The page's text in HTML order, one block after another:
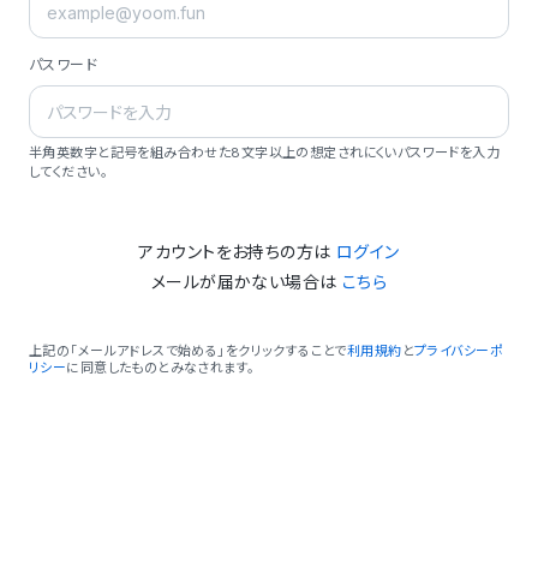
パスワード
半角英数字と記号を組み合わせた8文字以上の想定されにくいパスワードを入力
してください。
アカウントをお持ちの方は ログイン
メールが届かない場合は こちら
上記の「メールアドレスで始める」をクリックすることで利用規約 とプライバシーポ
リシーに同意したものとみなされます。